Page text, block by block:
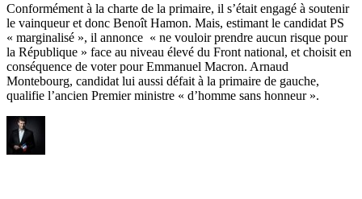
Conformément à la charte de la primaire, il s’était engagé à soutenir
le vainqueur et donc Benoît Hamon. Mais, estimant le candidat PS
« marginalisé », il annonce « ne vouloir prendre aucun risque pour
la République » face au niveau élevé du Front national, et choisit en
conséquence de voter pour Emmanuel Macron. Arnaud
Montebourg, candidat lui aussi défait à la primaire de gauche,
qualifie l’ancien Premier ministre « d’homme sans honneur ».